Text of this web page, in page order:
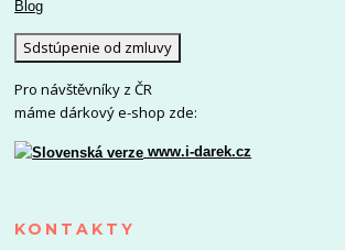
Blog
Sdstúpenie od zmluvy
Pro návštěvníky z ČR
máme dárkový e-shop zde:
www.i-darek.cz
KONTAKTY